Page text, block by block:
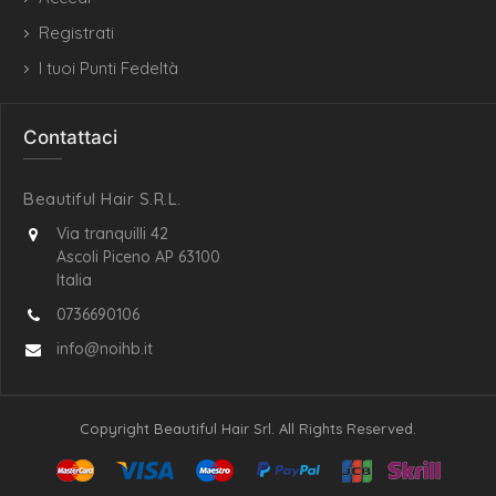
Registrati
I tuoi Punti Fedeltà
Contattaci
Beautiful Hair S.R.L.
Via tranquilli 42
Ascoli Piceno AP 63100
Italia
0736690106
info@noihb.it
Copyright Beautiful Hair Srl. All Rights Reserved.